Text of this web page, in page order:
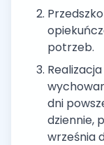
potrzeb.
dni
dziennie,
września